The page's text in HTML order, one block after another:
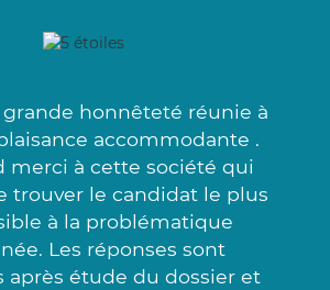
grande honnêteté réunie à
accommodante .
merci à cette société qui
trouver le candidat le plus
à la problématique
Les réponses sont
après étude du dossier et